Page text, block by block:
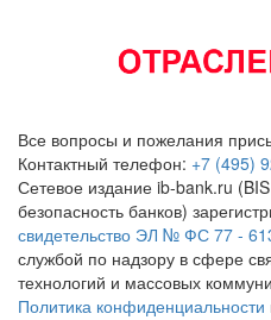
Все вопросы и пожелания
Контактный телефон: +7 (495)
Сетевое издание ib-bank.ru
безопасность банков)
свидетельство ЭЛ № ФС 77 -
службой по надзору в сфере
технологий и массовых
Политика конфиденциальности